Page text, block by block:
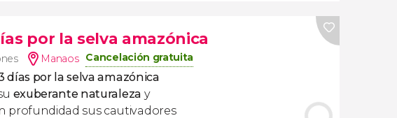
por la selva amazónica
Manaos Cancelación gratuita
días por la selva amazónica
exuberante naturaleza y
profundidad sus cautivadores